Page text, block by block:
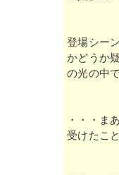
登場シー
かどうか
の光の中
・・・ま
受けたこ